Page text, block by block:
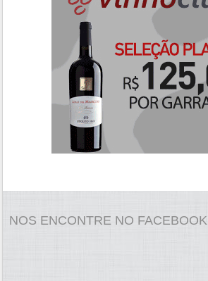
NOS ENCONTRE NO FACEBOOK